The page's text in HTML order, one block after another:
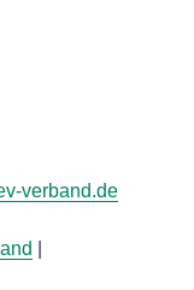
verband.de